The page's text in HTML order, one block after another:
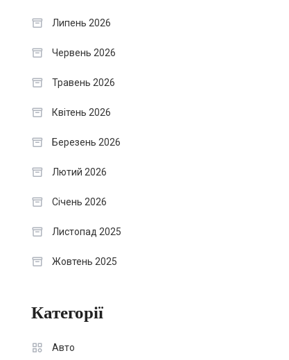
Липень 2026
Червень 2026
Травень 2026
Квітень 2026
Березень 2026
Лютий 2026
Січень 2026
Листопад 2025
Жовтень 2025
Категорії
Авто